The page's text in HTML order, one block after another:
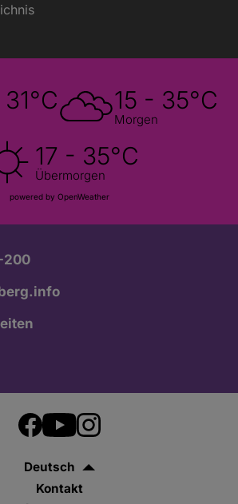
15 - 35°C
Morgen
17 - 35°C
Übermorgen
powered by OpenWeather
200
Deutsch
Kontakt